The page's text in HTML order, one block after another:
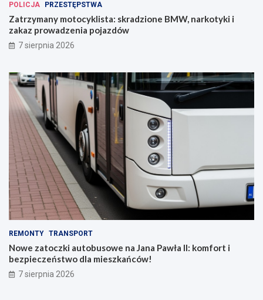
POLICJA PRZESTĘPSTWA
Zatrzymany motocyklista: skradzione BMW, narkotyki i
zakaz prowadzenia pojazdów
7 sierpnia 2026
REMONTY TRANSPORT
Nowe zatoczki autobusowe na Jana Pawła II: komfort i
bezpieczeństwo dla mieszkańców!
7 sierpnia 2026